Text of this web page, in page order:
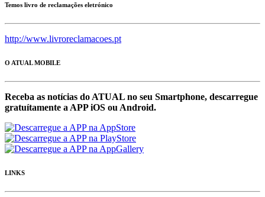
Temos livro de reclamações eletrónico
http://www.livroreclamacoes.pt
O ATUAL MOBILE
Receba as notícias do ATUAL no seu Smartphone, descarregue
gratuítamente a APP iOS ou Android.
LINKS